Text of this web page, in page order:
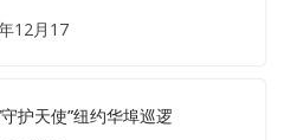
12月17
护天使”纽约华埠巡逻